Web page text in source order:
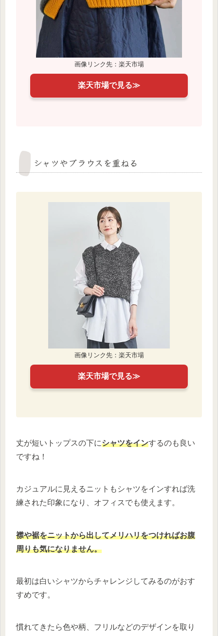
画像リンク先：楽天市場
楽天市場で見る≫
シャツやブラウスを重ねる
画像リンク先：楽天市場
楽天市場で見る≫
丈が短いトップスの下にシャツをインするのも良い
ですね！
カジュアルに見えるニットもシャツをインすれば洗
練された印象になり、オフィスでも使えます。
襟や裾をニットから出してメリハリをつければお腹
周りも気になりません。
最初は白いシャツからチャレンジしてみるのがおす
すめです。
慣れてきたら色や柄、フリルなどのデザインを取り